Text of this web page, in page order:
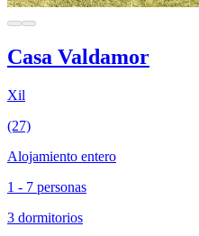
Casa Valdamor
Xil
(27)
Alojamiento entero
1 - 7 personas
3 dormitorios